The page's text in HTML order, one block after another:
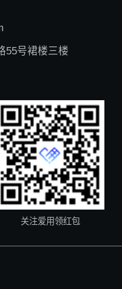
55号裙楼三楼
关注爱用领红包